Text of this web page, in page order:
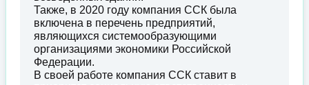
Также, в 2020 году компания ССК была
включена в перечень предприятий,
являющихся системообразующими
организациями экономики Российской
Федерации.
В своей работе компания ССК ставит в